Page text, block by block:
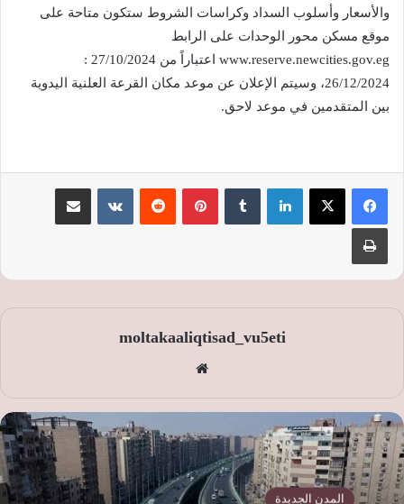
والأسعار وأسلوب السداد وكراسات الشروط ستكون متاحة على
موقع مسكن محور الوحدات على الرابط
www.reserve.newcities.gov.eg اعتباراً من 27/10/2024 :
26/12/2024، وسيتم الإعلان عن موعد مكان القرعة العلنية اليدوية
بين المتقدمين في موعد لاحق.
لينكدإن بينتيريست
moltakaaliqtisad_vu5eti
الوي
ب
المدن الجديدة